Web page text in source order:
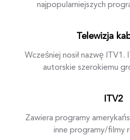
najpopularniejszych
Telewizja
Wcześniej nosił nazwę ITV1.
autorskie szerokiemu
ITV2
Zawiera programy
inne programy/filmy